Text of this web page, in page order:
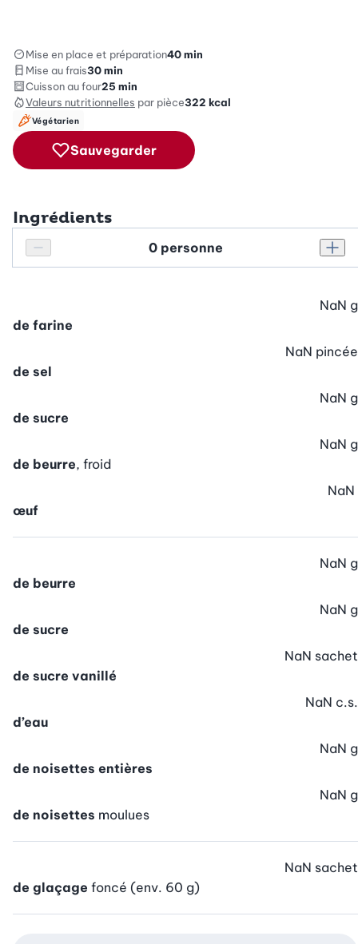
Mise en place et préparation40 min
Mise au frais30 min
Cuisson au four25 min
Valeurs nutritionnelles par pièce322 kcal
Végétarien
Sauvegarder
Ingrédients
Réduire le nombre de personnes
Personnes
de farine
NaN g
de sel
NaN pincée
de sucre
NaN g
de beurre, froid
NaN g
œuf
NaN
de beurre
NaN g
de sucre
NaN g
de sucre vanillé
NaN sachet
d’eau
NaN c.s.
de noisettes entières
NaN g
de noisettes moulues
NaN g
de glaçage foncé (env. 60 g)
NaN sachet